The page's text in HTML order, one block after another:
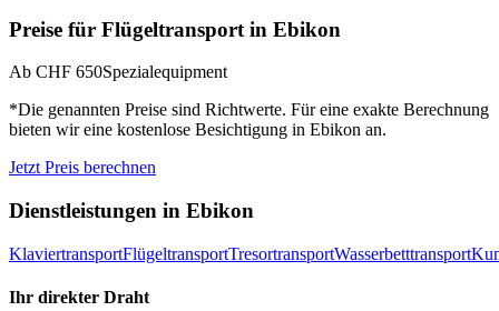
Preise für Flügeltransport in Ebikon
Ab CHF 650Spezialequipment
*Die genannten Preise sind Richtwerte. Für eine exakte Berechnung
bieten wir eine kostenlose Besichtigung in Ebikon an.
Jetzt Preis berechnen
Dienstleistungen in Ebikon
KlaviertransportFlügeltransportTresortransportWasserbetttransport
Ihr direkter Draht